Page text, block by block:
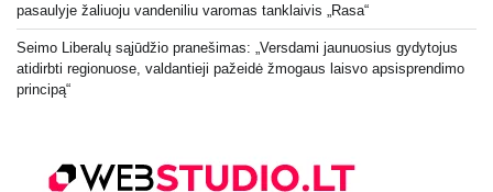
pasaulyje žaliuoju vandeniliu varomas tanklaivis „Rasa“
Seimo Liberalų sąjūdžio pranešimas: „Versdami jaunuosius gydytojus
atidirbti regionuose, valdantieji pažeidė žmogaus laisvo apsisprendimo
principą“